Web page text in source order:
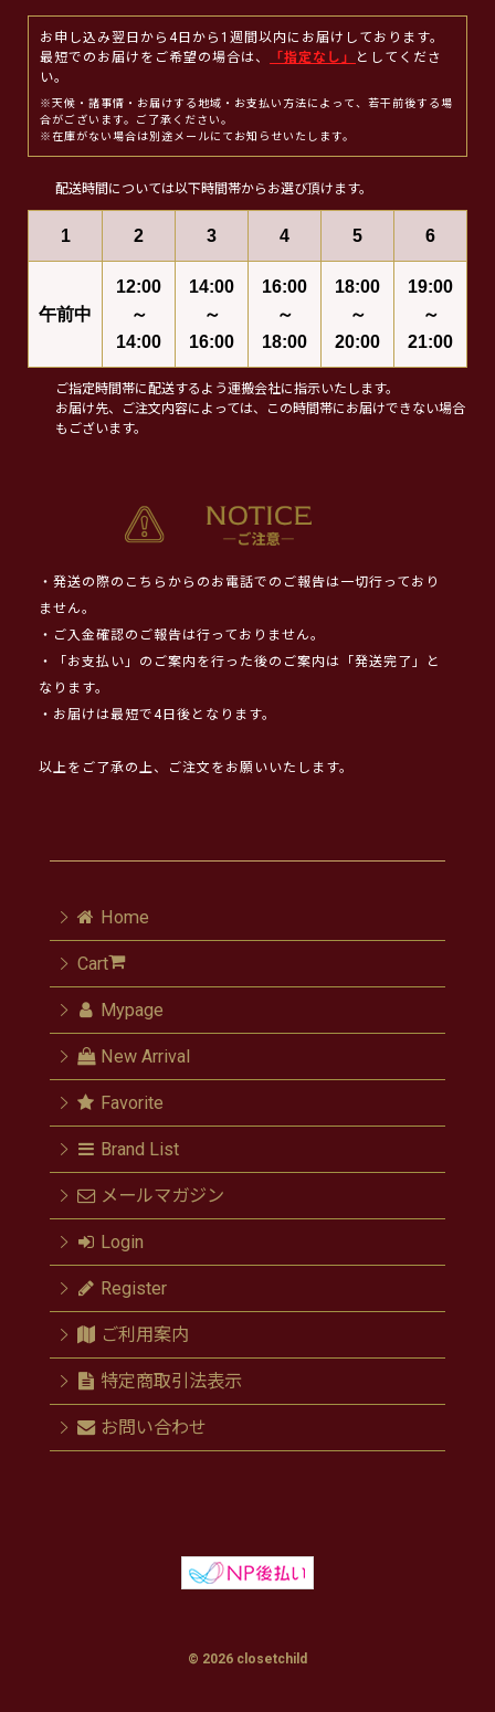
お申し込み翌日から4日から1週間以内にお届けしております。
最短でのお届けをご希望の場合は、
「指定なし」
としてくださ
い。
※天候・諸事情・お届けする地域・お支払い方法によって、若干前後する場
合がございます。ご了承ください。
※在庫がない場合は別途メールにてお知らせいたします。
配送時間については以下時間帯からお選び頂けます。
1 2 3 4 5 6
午前中
12:00
～
14:00
14:00
～
16:00
16:00
～
18:00
18:00
～
20:00
19:00
～
21:00
ご指定時間帯に配送するよう運搬会社に指示いたします。
お届け先、ご注文内容によっては、この時間帯にお届けできない場合
もございます。
・発送の際のこちらからのお電話でのご報告は一切行っており
ません。
・ご入金確認のご報告は行っておりません。
・「お支払い」のご案内を行った後のご案内は「発送完了」と
なります。
・お届けは最短で4日後となります。
以上をご了承の上、ご注文をお願いいたします。
Home
Cart
Mypage
New Arrival
Favorite
Brand List
メールマガジン
Login
Register
ご利用案内
特定商取引法表示
お問い合わせ
© 2026 closetchild